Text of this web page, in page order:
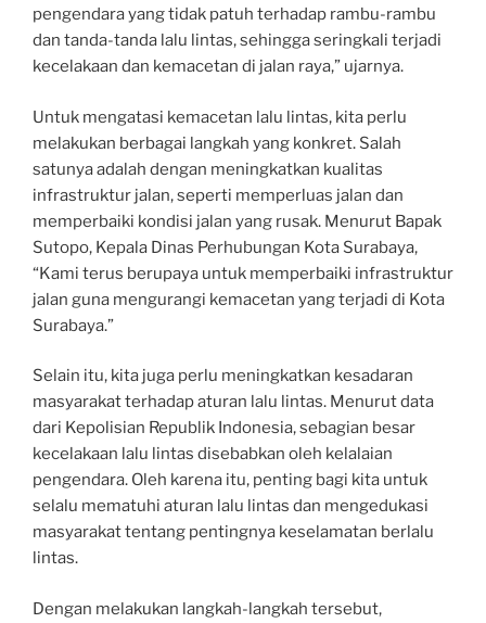
pengendara yang tidak patuh terhadap rambu-rambu
dan tanda-tanda lalu lintas, sehingga seringkali terjadi
kecelakaan dan kemacetan di jalan raya,” ujarnya.
Untuk mengatasi kemacetan lalu lintas, kita perlu
melakukan berbagai langkah yang konkret. Salah
satunya adalah dengan meningkatkan kualitas
infrastruktur jalan, seperti memperluas jalan dan
memperbaiki kondisi jalan yang rusak. Menurut Bapak
Sutopo, Kepala Dinas Perhubungan Kota Surabaya,
“Kami terus berupaya untuk memperbaiki infrastruktur
jalan guna mengurangi kemacetan yang terjadi di Kota
Surabaya.”
Selain itu, kita juga perlu meningkatkan kesadaran
masyarakat terhadap aturan lalu lintas. Menurut data
dari Kepolisian Republik Indonesia, sebagian besar
kecelakaan lalu lintas disebabkan oleh kelalaian
pengendara. Oleh karena itu, penting bagi kita untuk
selalu mematuhi aturan lalu lintas dan mengedukasi
masyarakat tentang pentingnya keselamatan berlalu
lintas.
Dengan melakukan langkah-langkah tersebut,